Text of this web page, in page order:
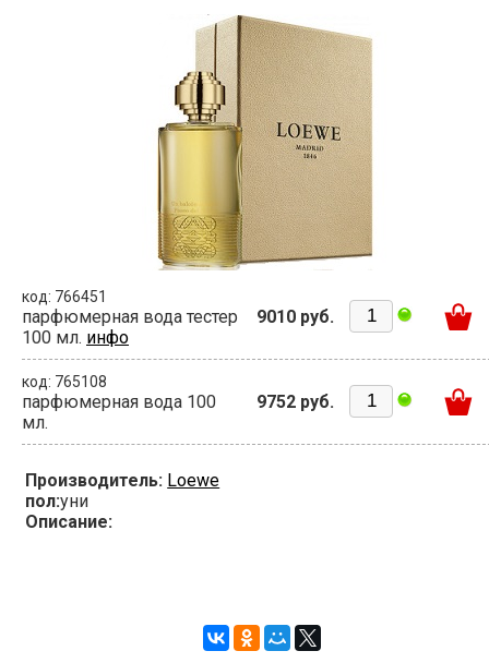
код: 766451
парфюмерная вода тестер
100 мл. инфо
9010 руб.
код: 765108
парфюмерная вода 100
мл.
9752 руб.
Производитель: Loewe
пол:уни
Описание: